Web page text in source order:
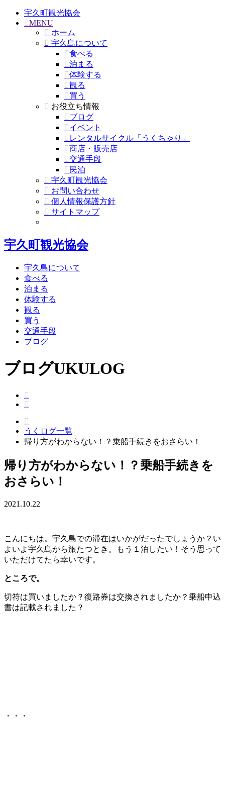
宇久町観光協会
MENU
ホーム
宇久島について
食べる
泊まる
体験する
観る
買う
お役立ち情報
ブログ
イベント
レンタルサイクル「うくちゃり」
商店・販売店
交通手段
民泊
宇久町観光協会
お問い合わせ
個人情報保護方針
サイトマップ
宇久町観光協会
宇久島について
食べる
泊まる
体験する
観る
買う
交通手段
ブログ
ブログUKULOG
うくログ一覧
帰り方がわからない！？乗船手続きをおさらい！
帰り方がわからない！？乗船手続きを
おさらい！
2021.10.22
こんにちは。宇久島での滞在はいかがだったでしょうか？い
よいよ宇久島から旅たつとき。もう１泊したい！そう思って
いただけてたら幸いです。
ところで。
切符は買いましたか？復路券は交換されましたか？乗船申込
書は記載されました？
・・・